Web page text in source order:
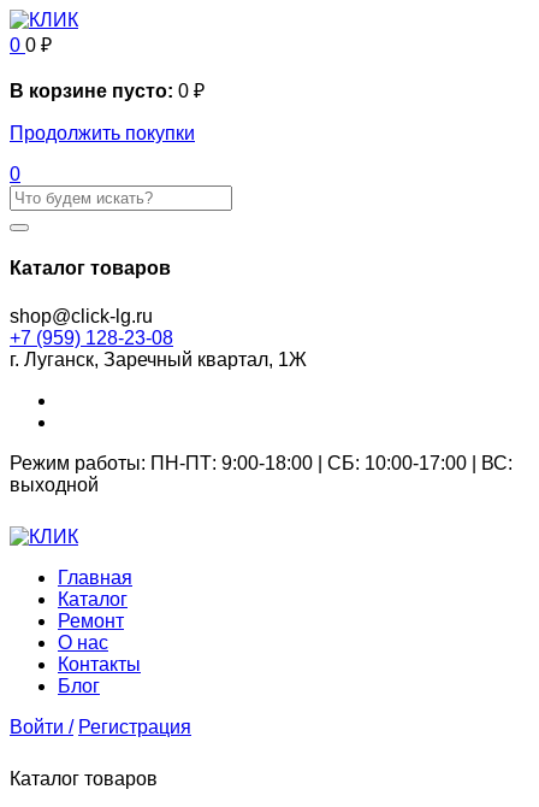
0 0 ₽
В корзине пусто: 0 ₽
Продолжить покупки
0
Каталог товаров
shop@click-lg.ru
+7 (959) 128-23-08
г. Луганск, Заречный квартал, 1Ж
Режим работы: ПН-ПТ: 9:00-18:00 | СБ: 10:00-17:00 | ВС:
выходной
Главная
Каталог
Ремонт
О нас
Контакты
Блог
Войти / Регистрация
Каталог товаров